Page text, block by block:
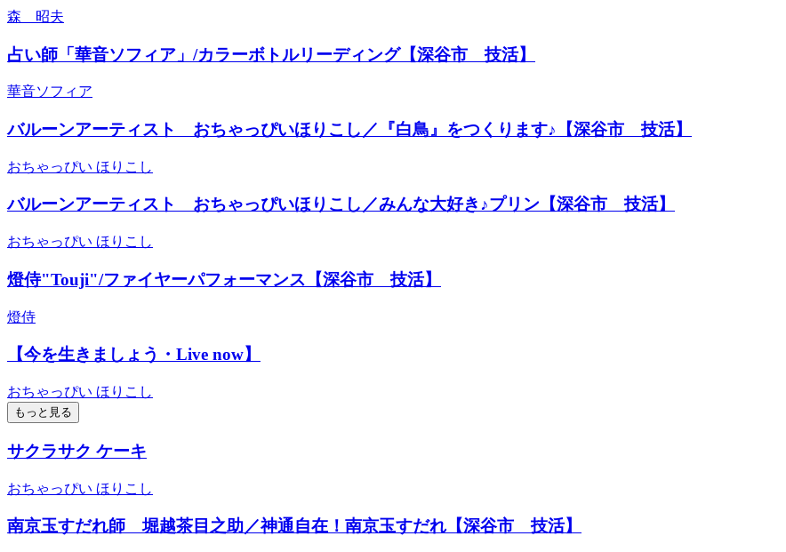
森 昭夫
占い師「華音ソフィア」/カラーボトルリーディング【深谷市 技活】
華音ソフィア
バルーンアーティスト おちゃっぴいほりこし／『白鳥』をつくります♪【深谷市 技活】
おちゃっぴい ほりこし
バルーンアーティスト おちゃっぴいほりこし／みんな大好き♪プリン【深谷市 技活】
おちゃっぴい ほりこし
燈侍"Touji"/ファイヤーパフォーマンス【深谷市 技活】
燈侍
【今を生きましょう・Live now】
おちゃっぴい ほりこし
もっと見る
サクラサク ケーキ
おちゃっぴい ほりこし
南京玉すだれ師 堀越茶目之助／神通自在！南京玉すだれ【深谷市 技活】